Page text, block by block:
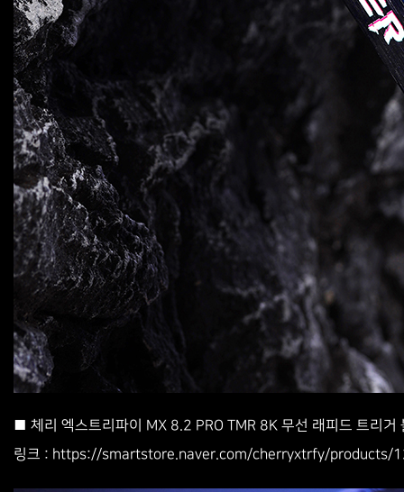
■ 체리 엑스트리파이 MX 8.2 PRO TMR 8K 무선 래피드 트리거
링크 : https://smartstore.naver.com/cherryxtrfy/products/